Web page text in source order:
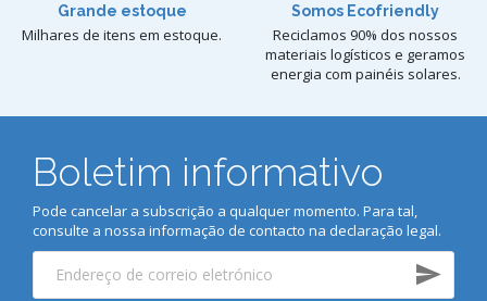
Grande estoque
Milhares de itens em estoque.
Somos Ecofriendly
Reciclamos 90% dos nossos
materiais logísticos e geramos
energia com painéis solares.
Boletim informativo
Pode cancelar a subscrição a qualquer momento. Para tal,
consulte a nossa informação de contacto na declaração legal.